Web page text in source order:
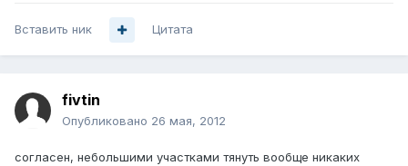
Вставить ник Цитата
fivtin
Опубликовано 26 мая, 2012
согласен, небольшими участками тянуть вообще никаких